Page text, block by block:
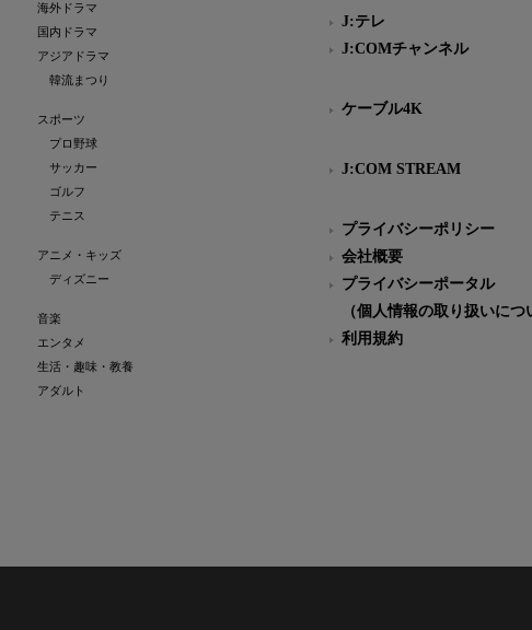
海外ドラマ
国内ドラマ
アジアドラマ
韓流まつり
スポーツ
プロ野球
サッカー
ゴルフ
テニス
アニメ・キッズ
ディズニー
音楽
エンタメ
生活・趣味・教養
アダルト
J:テレ
J:COMチャンネル
ケーブル4K
J:COM STREAM
プライバシーポリシー
会社概要
プライバシーポータル
（個人情報の取り扱いにつ
利用規約